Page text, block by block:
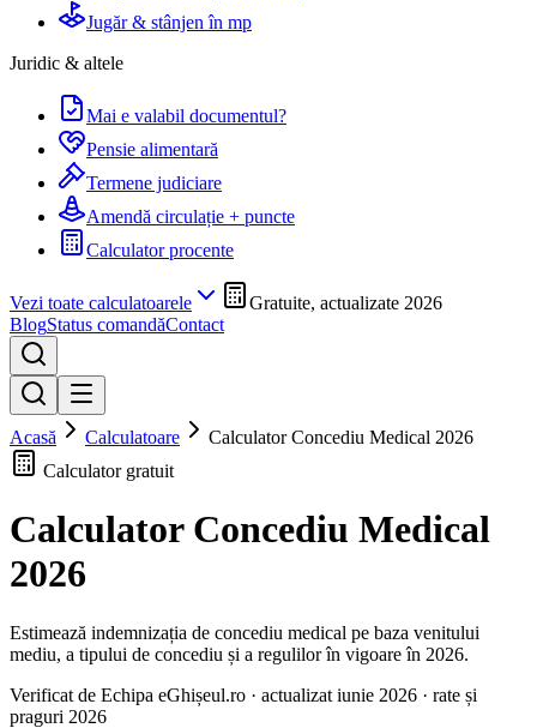
Jugăr & stânjen în mp
Juridic & altele
Mai e valabil documentul?
Pensie alimentară
Termene judiciare
Amendă circulație + puncte
Calculator procente
Vezi toate calculatoarele
Gratuite, actualizate 2026
BlogStatus comandăContact
Acasă Calculatoare
Calculator Concediu Medical 2026
Calculator gratuit
Calculator Concediu Medical
2026
Estimează indemnizația de concediu medical pe baza venitului
mediu, a tipului de concediu și a regulilor în vigoare în 2026.
Verificat de Echipa eGhișeul.ro · actualizat iunie 2026 · rate și
praguri 2026